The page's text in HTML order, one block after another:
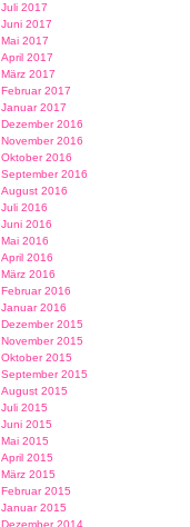
Juli 2017
Juni 2017
Mai 2017
April 2017
März 2017
Februar 2017
Januar 2017
Dezember 2016
November 2016
Oktober 2016
September 2016
August 2016
Juli 2016
Juni 2016
Mai 2016
April 2016
März 2016
Februar 2016
Januar 2016
Dezember 2015
November 2015
Oktober 2015
September 2015
August 2015
Juli 2015
Juni 2015
Mai 2015
April 2015
März 2015
Februar 2015
Januar 2015
Dezember 2014